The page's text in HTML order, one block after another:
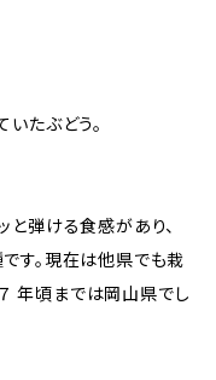
たぶどう。
と弾ける食感があり、
す。現在は他県でも栽
年頃までは岡山県でし